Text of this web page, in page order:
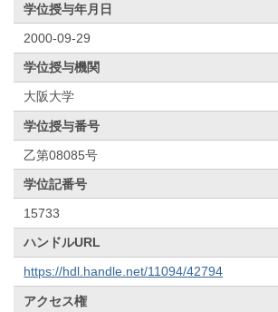
学位授与年月日
2000-09-29
学位授与機関
大阪大学
学位授与番号
乙第08085号
学位記番号
15733
ハンドルURL
https://hdl.handle.net/11094/42794
アクセス権